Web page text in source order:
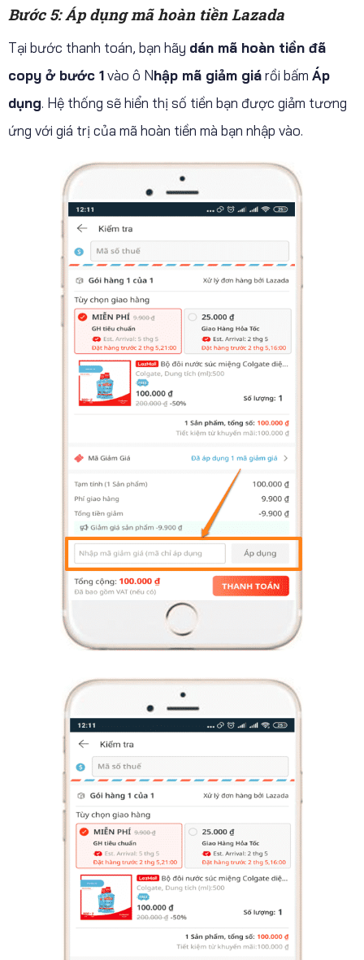
Bước 5: Áp dụng mã hoàn tiền Lazada
Tại bước thanh toán, bạn hãy dán mã hoàn tiền đã
copy ở bước 1vào ô Nhập mã giảm giárồi bấm Áp
dụng. Hệ thống sẽ hiển thị số tiền bạn được giảm tương
ứng với giá trị của mã hoàn tiền mà bạn nhập vào.